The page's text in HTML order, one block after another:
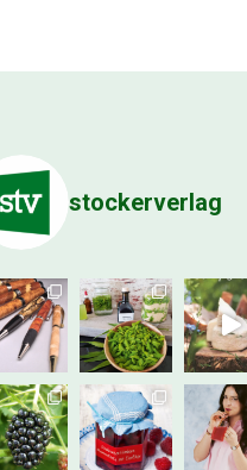
stockerverlag